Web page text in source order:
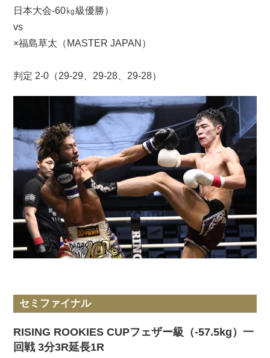
日本大会-60㎏級優勝）
vs
×福島草太（MASTER JAPAN）
判定 2-0（29-29、29-28、29-28）
セミファイナル
RISING ROOKIES CUPフェザー級（-57.5kg）一
回戦 3分3R延長1R